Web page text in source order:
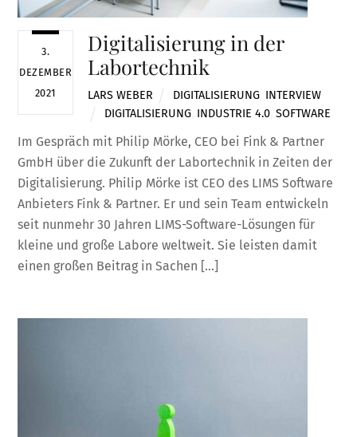
3.
DEZEMBER
2021
Digitalisierung in der
Labortechnik
LARS WEBER DIGITALISIERUNG INTERVIEW
DIGITALISIERUNG INDUSTRIE 4.0 ,SOFTWARE
Im Gespräch mit Philip Mörke, CEO bei Fink & Partner
GmbH über die Zukunft der Labortechnik in Zeiten der
Digitalisierung. Philip Mörke ist CEO des LIMS Software
Anbieters Fink & Partner. Er und sein Team entwickeln
seit nunmehr 30 Jahren LIMS-Software-Lösungen für
kleine und große Labore weltweit. Sie leisten damit
einen großen Beitrag in Sachen […]